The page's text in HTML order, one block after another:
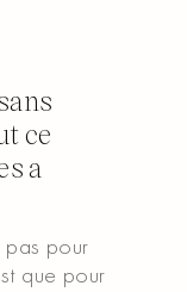
ce
a
pas pour
que pour